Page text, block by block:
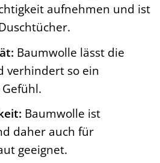
aufnehmen und ist
Baumwolle lässt die
verhindert so ein
Baumwolle ist
daher auch für
geeignet.